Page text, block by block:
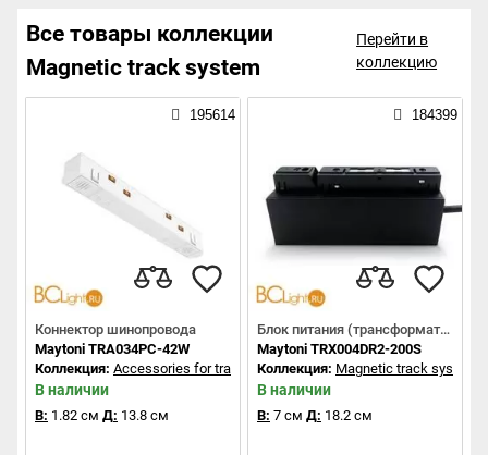
Все товары коллекции
Magnetic track system
Перейти в
коллекцию
195614
Коннектор шинопровода
Maytoni TRA034PC-42W
Коллекция: Accessories for tracks Exility
В наличии
В: 1.82 см Д: 13.8 см
184399
Блок питания (трансформатор)
Maytoni TRX004DR2-200S
Коллекция: Magnetic track system
В наличии
В: 7 см Д: 18.2 см